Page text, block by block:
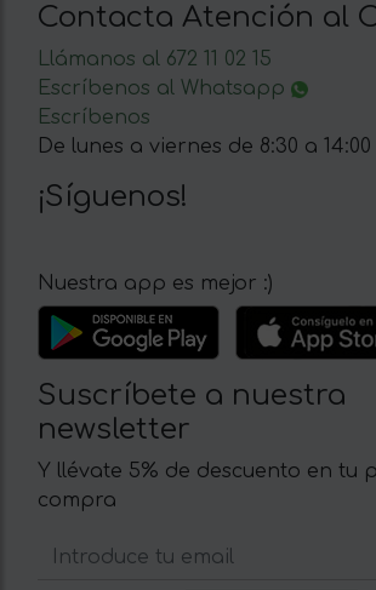
Contacta Atención al
Llámanos al 672 11 02 15
Escríbenos al Whatsapp
Escríbenos
De lunes a viernes de 8:30 a 14:00
¡Síguenos!
Nuestra app es mejor :)
Suscríbete a nuestra
newsletter
Y llévate 5% de descuento en tu
compra